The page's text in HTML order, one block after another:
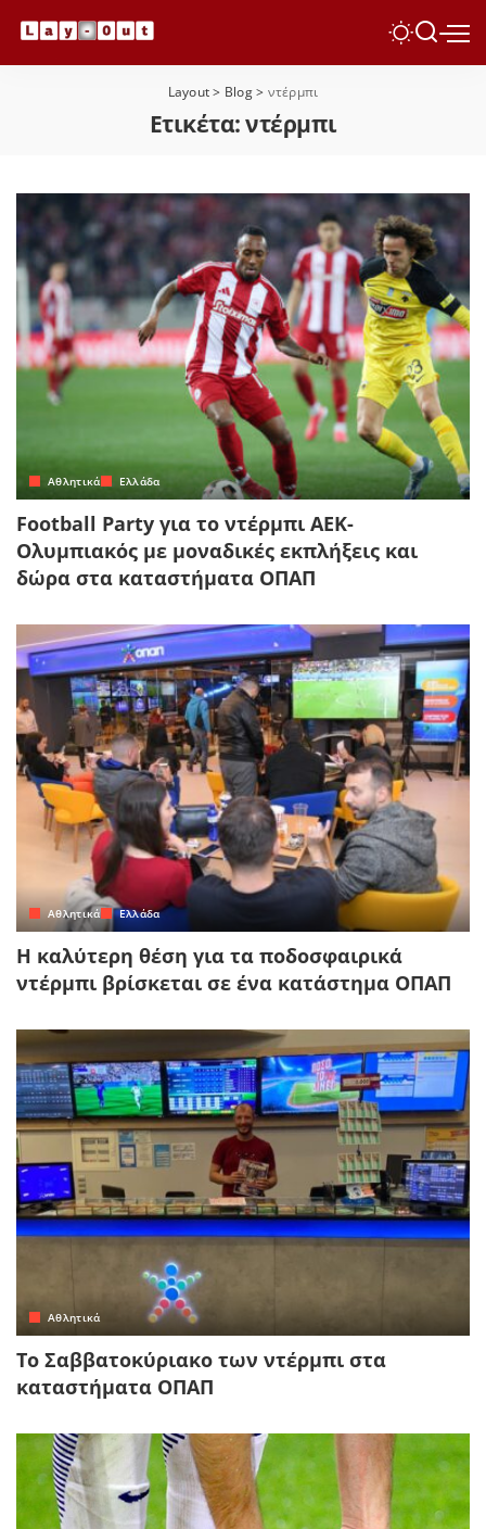
Layout> Blog> ντέρμπι
Ετικέτα:ντέρμπι
Αθλητικά Ελλάδα
Football Party για το ντέρμπι ΑΕΚ-
Ολυμπιακός με μοναδικές εκπλήξεις και
δώρα στα καταστήματα ΟΠΑΠ
Αθλητικά Ελλάδα
Η καλύτερη θέση για τα ποδοσφαιρικά
ντέρμπι βρίσκεται σε ένα κατάστημα ΟΠΑΠ
Αθλητικά
Το Σαββατοκύριακο των ντέρμπι στα
καταστήματα ΟΠΑΠ